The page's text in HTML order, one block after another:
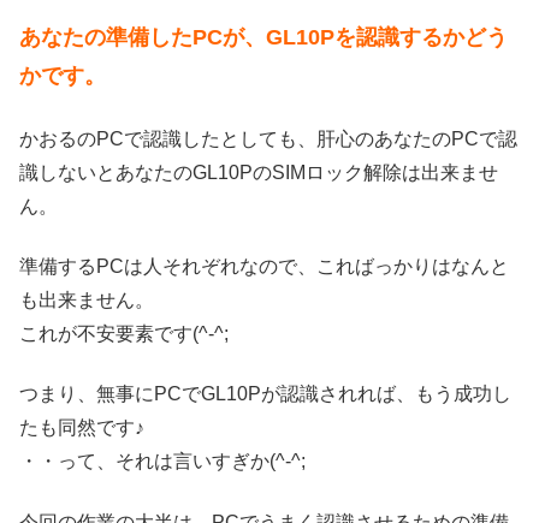
あなたの準備したPCが、GL10Pを認識するかどう
かです。
かおるのPCで認識したとしても、肝心のあなたのPCで認
識しないとあなたのGL10PのSIMロック解除は出来ませ
ん。
準備するPCは人それぞれなので、こればっかりはなんと
も出来ません。
これが不安要素です(^-^;
つまり、無事にPCでGL10Pが認識されれば、もう成功し
たも同然です♪
・・って、それは言いすぎか(^-^;